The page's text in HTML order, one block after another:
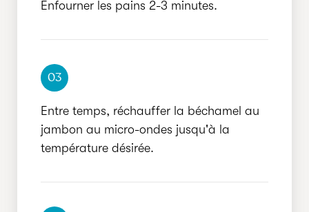
Enfourner les pains 2-3 minutes.
03
Entre temps, réchauffer la béchamel au
jambon au micro-ondes jusqu'à la
température désirée.